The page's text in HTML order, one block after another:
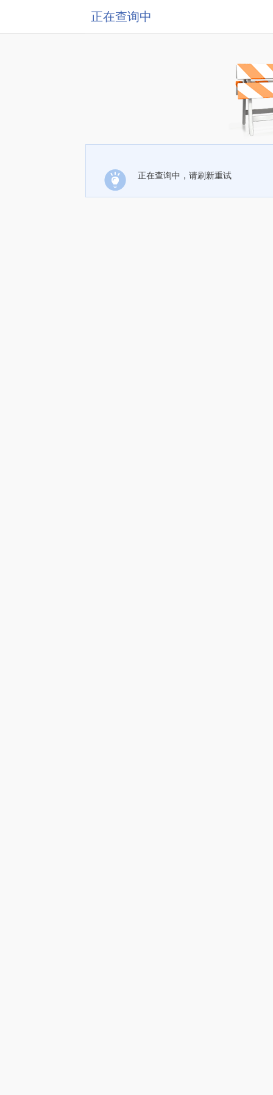
正在查询中
正在查询中，请刷新重试